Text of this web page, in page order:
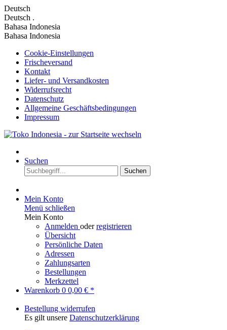
Deutsch
Deutsch .
Bahasa Indonesia
Bahasa Indonesia
Cookie-Einstellungen
Frischeversand
Kontakt
Liefer- und Versandkosten
Widerrufsrecht
Datenschutz
Allgemeine Geschäftsbedingungen
Impressum
Suchen
Suchen
Mein Konto
Menü schließen
Mein Konto
Anmelden oderregistrieren
Übersicht
Persönliche Daten
Adressen
Zahlungsarten
Bestellungen
Merkzettel
Warenkorb 0 0,00 € *
Bestellung widerrufen
Es gilt unsere Datenschutzerklärung